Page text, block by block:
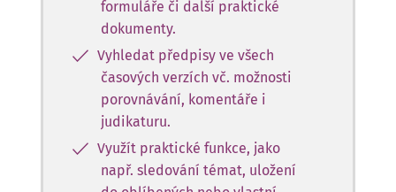
formuláře či další praktické
dokumenty.
Vyhledat předpisy ve všech
časových verzích vč. možnosti
porovnávání, komentáře i
judikaturu.
Využít praktické funkce, jako
např. sledování témat, uložení